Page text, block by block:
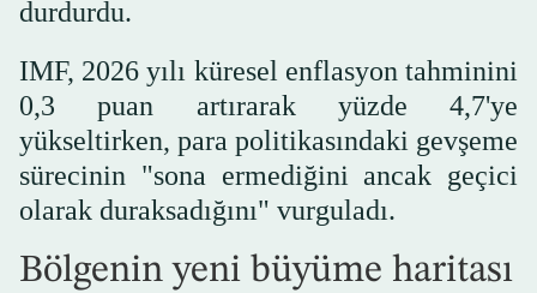
durdurdu.
IMF, 2026 yılı küresel enflasyon tahminini
0,3 puan artırarak yüzde 4,7'ye
yükseltirken, para politikasındaki gevşeme
sürecinin "sona ermediğini ancak geçici
olarak duraksadığını" vurguladı.
Bölgenin yeni büyüme haritası